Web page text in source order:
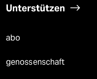
Unterstützen
abo
genossenschaft